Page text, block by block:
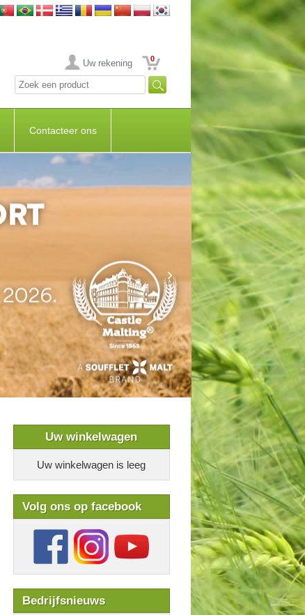
Uw rekening 0
Contacteer ons
Uw winkelwagen
Uw winkelwagen is leeg
Volg ons op facebook
Bedrijfsnieuws